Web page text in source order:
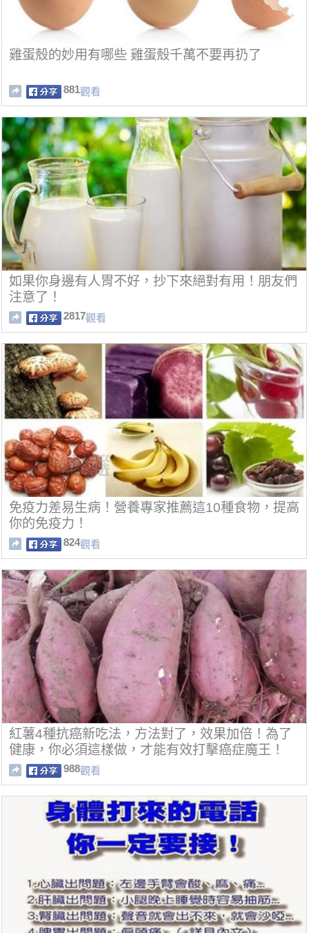
雞蛋殼的妙用有哪些 雞蛋殼千萬不要再扔了
881觀看
如果你身邊有人胃不好，抄下來絕對有用！朋友們
注意了！
2817觀看
免疫力差易生病！營養專家推薦這10種食物，提高
你的免疫力！
824觀看
紅薯4種抗癌新吃法，方法對了，效果加倍！為了
健康，你必須這樣做，才能有效打擊癌症魔王！
988觀看